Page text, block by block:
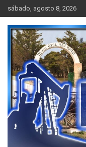
Skip
to
content
sábado, agosto 8, 2026